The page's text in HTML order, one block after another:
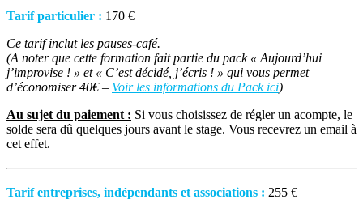
Tarif particulier : 170 €
Ce tarif inclut les pauses-café.
(A noter que cette formation fait partie du pack « Aujourd’hui
j’improvise ! » et « C’est décidé, j’écris ! » qui vous permet
d’économiser 40€ – Voir les informations du Pack ici)
Au sujet du paiement : Si vous choisissez de régler un acompte, le
solde sera dû quelques jours avant le stage. Vous recevrez un email à
cet effet.
Tarif entreprises, indépendants et associations : 255 €